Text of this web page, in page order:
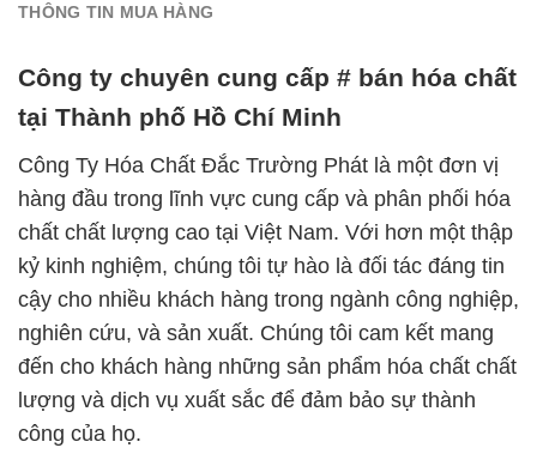
THÔNG TIN MUA HÀNG
Công ty chuyên cung cấp # bán hóa chất
tại Thành phố Hồ Chí Minh
Công Ty Hóa Chất Đắc Trường Phát là một đơn vị
hàng đầu trong lĩnh vực cung cấp và phân phối hóa
chất chất lượng cao tại Việt Nam. Với hơn một thập
kỷ kinh nghiệm, chúng tôi tự hào là đối tác đáng tin
cậy cho nhiều khách hàng trong ngành công nghiệp,
nghiên cứu, và sản xuất. Chúng tôi cam kết mang
đến cho khách hàng những sản phẩm hóa chất chất
lượng và dịch vụ xuất sắc để đảm bảo sự thành
công của họ.